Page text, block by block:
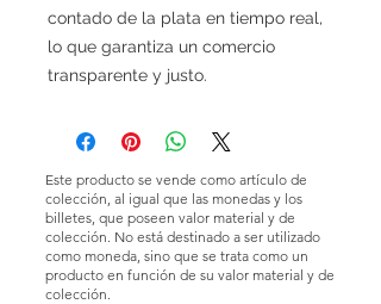
contado de la plata en tiempo real,
lo que garantiza un comercio
transparente y justo.
Este producto se vende como artículo de
colección, al igual que las monedas y los
billetes, que poseen valor material y de
colección. No está destinado a ser utilizado
como moneda, sino que se trata como un
producto en función de su valor material y de
colección.